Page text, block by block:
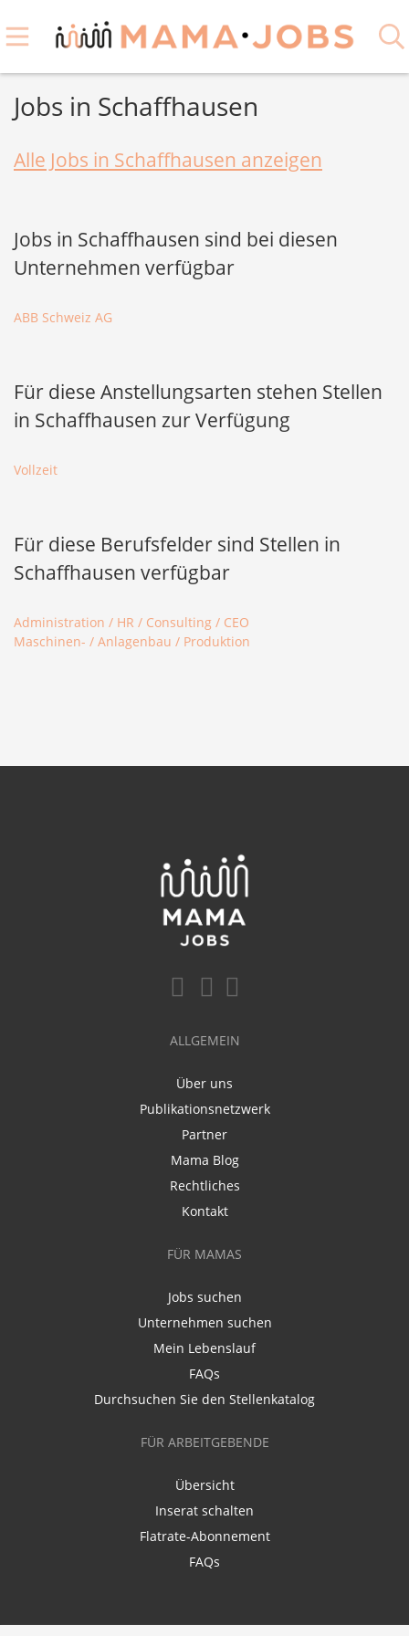
Jobs in Schaffhausen
Alle Jobs in Schaffhausen anzeigen
Jobs in Schaffhausen sind bei diesen
Unternehmen verfügbar
ABB Schweiz AG
Für diese Anstellungsarten stehen Stellen
in Schaffhausen zur Verfügung
Vollzeit
Für diese Berufsfelder sind Stellen in
Schaffhausen verfügbar
Administration / HR / Consulting / CEO
Maschinen- / Anlagenbau / Produktion
ALLGEMEIN
Über uns
Publikationsnetzwerk
Partner
Mama Blog
Rechtliches
Kontakt
FÜR MAMAS
Jobs suchen
Unternehmen suchen
Mein Lebenslauf
FAQs
Durchsuchen Sie den Stellenkatalog
FÜR ARBEITGEBENDE
Übersicht
Inserat schalten
Flatrate-Abonnement
FAQs